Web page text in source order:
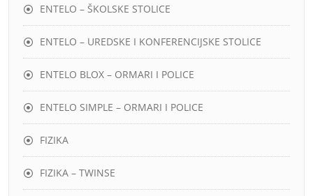
ENTELO – ŠKOLSKE STOLICE
ENTELO – UREDSKE I KONFERENCIJSKE STOLICE
ENTELO BLOX – ORMARI I POLICE
ENTELO SIMPLE – ORMARI I POLICE
FIZIKA
FIZIKA – TWINSE